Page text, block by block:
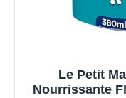
Le Petit
Nourrissante